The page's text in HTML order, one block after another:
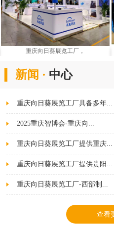
重庆向日葵展览工厂，
新闻 · 中心
重庆向日葵展览工厂具备多年...
2025重庆智博会-重庆向...
重庆向日葵展览工厂提供重庆...
重庆向日葵展览工厂提供贵阳...
重庆向日葵展览工厂-西部制...
查看